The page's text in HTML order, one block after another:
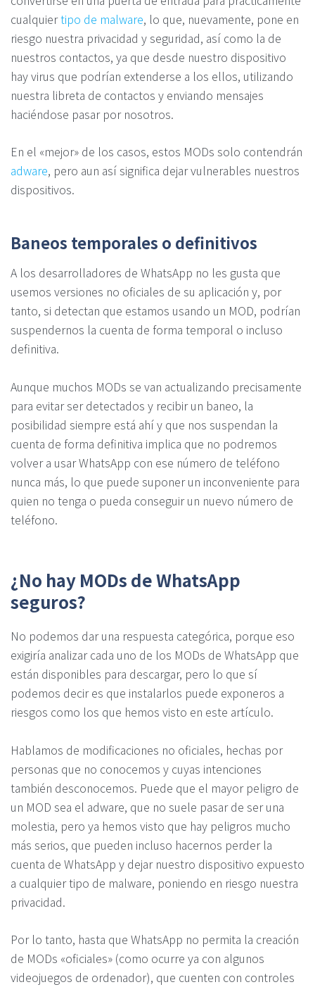
cualquiertipo de malware, lo que, nuevamente, pone en
riesgo nuestra privacidad y seguridad, así como la de
nuestros contactos, ya que desde nuestro dispositivo
hay virus que podrían extenderse a los ellos, utilizando
nuestra libreta de contactos y enviando mensajes
haciéndose pasar por nosotros.
En el «mejor» de los casos, estos MODs solo contendrán
adware, pero aun así significa dejar vulnerables nuestros
dispositivos.
Baneos temporales o definitivos
A los desarrolladores de WhatsApp no les gusta que
usemos versiones no oficiales de su aplicación y, por
tanto, si detectan que estamos usando un MOD, podrían
suspendernos la cuenta de forma temporal o incluso
definitiva.
Aunque muchos MODs se van actualizando precisamente
para evitar ser detectados y recibir un baneo, la
posibilidad siempre está ahí y que nos suspendan la
cuenta de forma definitiva implica que no podremos
volver a usar WhatsApp con ese número de teléfono
nunca más, lo que puede suponer un inconveniente para
quien no tenga o pueda conseguir un nuevo número de
teléfono.
¿No hay MODs de WhatsApp
seguros?
No podemos dar una respuesta categórica, porque eso
exigiría analizar cada uno de los MODs de WhatsApp que
están disponibles para descargar, pero lo que sí
podemos decir es que instalarlos puede exponeros a
riesgos como los que hemos visto en este artículo.
Hablamos de modificaciones no oficiales, hechas por
personas que no conocemos y cuyas intenciones
también desconocemos. Puede que el mayor peligro de
un MOD sea el adware, que no suele pasar de ser una
molestia, pero ya hemos visto que hay peligros mucho
más serios, que pueden incluso hacernos perder la
cuenta de WhatsApp y dejar nuestro dispositivo expuesto
a cualquier tipo de malware, poniendo en riesgo nuestra
privacidad.
Por lo tanto, hasta que WhatsApp no permita la creación
de MODs «oficiales» (como ocurre ya con algunos
videojuegos de ordenador), que cuenten con controles